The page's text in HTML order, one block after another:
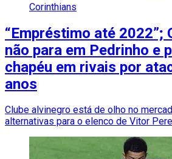
Corinthians
“Empréstimo até 2022”;
não para em Pedrinho e
chapéu em rivais por
anos
Clube alvinegro está de olho no
alternativas para o elenco de Vitor